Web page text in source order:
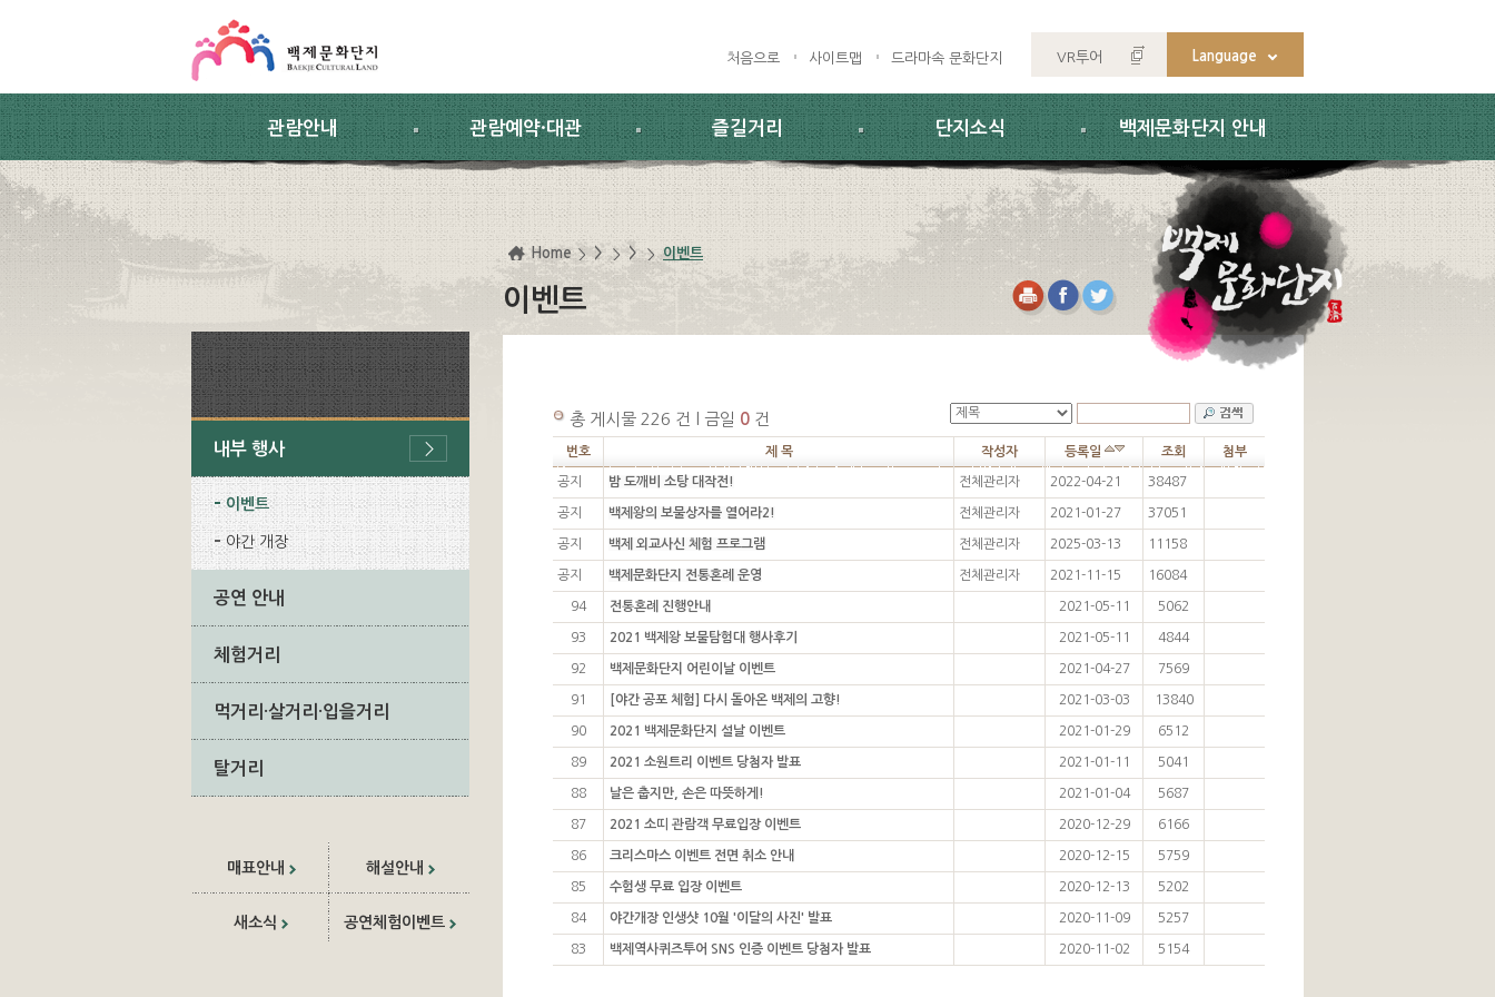
처음으로 사이트맵 드라마속 문화단지 VR투어 Language
관람안내 관람예약·대관 즐길거리 단지소식 백제문화단지 안내
내부 행사
이벤트
야간 개장
공연 안내
체험거리
먹거리·살거리·입을거리
탈거리
매표안내 해설안내
새소식 공연체험이벤트
Home > > 이벤트
이벤트
총 게시물 226 건 l 금일 0 건
번호 제 목 작성자 등록일 조회 첨부
공지 밤 도깨비 소탕 대작전! 전체관리자 2022-04-21 38487
공지 백제왕의 보물상자를 열어라2! 전체관리자 2021-01-27 37051
공지 백제 외교사신 체험 프로그램 전체관리자 2025-03-13 11158
공지 백제문화단지 전통혼례 운영 전체관리자 2021-11-15 16084
94 전통혼례 진행안내 2021-05-11 5062
93 2021 백제왕 보물탐험대 행사후기 2021-05-11 4844
92 백제문화단지 어린이날 이벤트 2021-04-27 7569
91 [야간 공포 체험] 다시 돌아온 백제의 고향! 2021-03-03 13840
90 2021 백제문화단지 설날 이벤트 2021-01-29 6512
89 2021 소원트리 이벤트 당첨자 발표 2021-01-11 5041
88 날은 춥지만, 손은 따뜻하게! 2021-01-04 5687
87 2021 소띠 관람객 무료입장 이벤트 2020-12-29 6166
86 크리스마스 이벤트 전면 취소 안내 2020-12-15 5759
85 수험생 무료 입장 이벤트 2020-12-13 5202
84 야간개장 인생샷 10월 '이달의 사진' 발표 2020-11-09 5257
83 백제역사퀴즈투어 SNS 인증 이벤트 당첨자 발표 2020-11-02 5154